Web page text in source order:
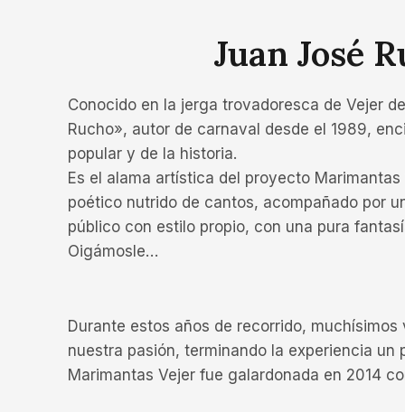
Juan José
Conocido en la jerga trovadoresca de Vejer
Rucho», autor de carnaval desde el 1989,
popular y de la historia.
Es el alama artística del proyecto Marimantas
poético nutrido de cantos, acompañado por
público con estilo propio, con una pura
Oigámosle…
Durante estos años de recorrido,
nuestra pasión, terminando la experiencia
Marimantas Vejer fue galardonada en 2014